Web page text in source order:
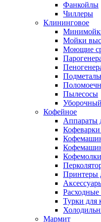
Фанкойлы
Чиллеры
Клининговое
Мойки
Моющие
Пылесосы
Кофейное
Аппараты
Кофеварки
Принтеры
Расходные
Турки для
Мармит